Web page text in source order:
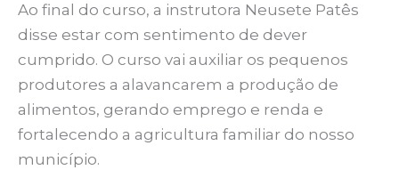
Ao final do curso, a instrutora Neusete Patês
disse estar com sentimento de dever
cumprido. O curso vai auxiliar os pequenos
produtores a alavancarem a produção de
alimentos, gerando emprego e renda e
fortalecendo a agricultura familiar do nosso
município.